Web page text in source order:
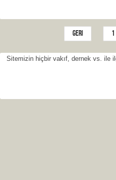
Geri 1
Sitemizin hiçbir vakıf, dernek vs. ile